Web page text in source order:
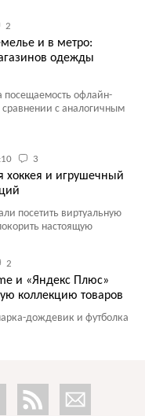
2
и в метро:
одежды
посещаемость офлайн-
сравнении с аналогичным
3
хоккея и игрушечный
посетить виртуальную
настоящую
2
и «Яндекс Плюс»
коллекцию товаров
дождевик и футболка